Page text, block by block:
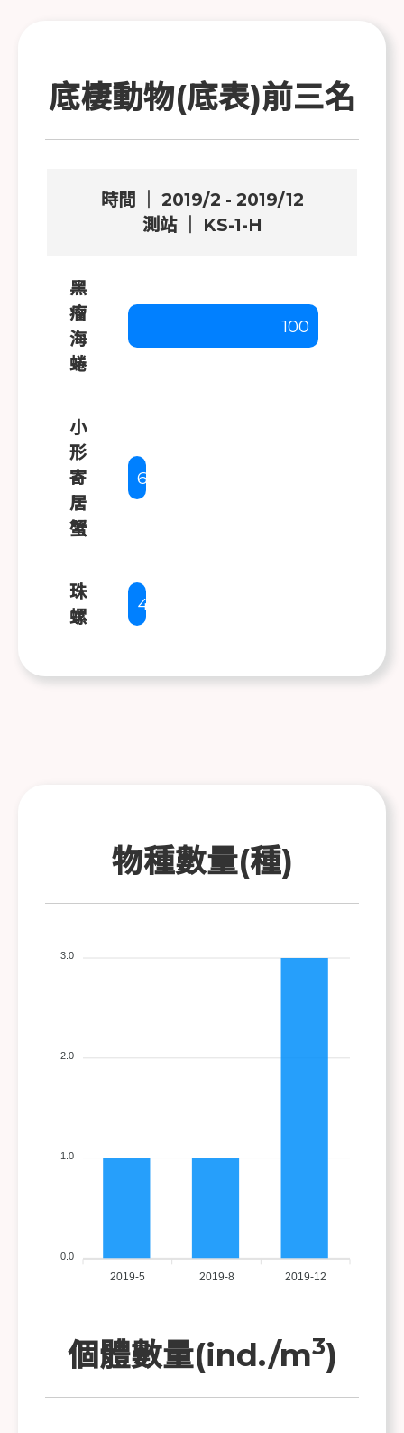
底棲動物(底表)前三名
時間 ｜ 2019/2 - 2019/12
測站 ｜ KS-1-H
黑
瘤
海
蜷
100
小
形
寄
居
蟹
6.7
珠
螺
4
物種數量(種)
2019-5 2019-8 2019-12
3.0
2.0
1.0
0.0
個體數量(ind./m3)